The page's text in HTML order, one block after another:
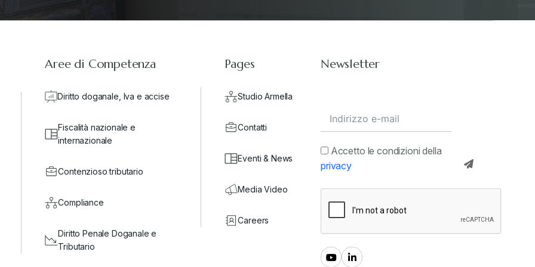
Aree di Competenza
Diritto doganale, Iva e accise
Fiscalità nazionale e
internazionale
Contenzioso tributario
Compliance
Diritto Penale Doganale e
Tributario
Pages
Studio Armella
Contatti
Eventi & News
Media Video
Careers
Newsletter
Accetto le condizioni della
privacy